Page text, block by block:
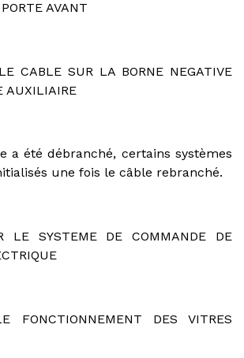
AVANT
CABLE SUR LA BORNE NEGATIVE
AUXILIAIRE
a été débranché, certains systèmes
une fois le câble rebranché.
LE SYSTEME DE COMMANDE DE
FONCTIONNEMENT DES VITRES